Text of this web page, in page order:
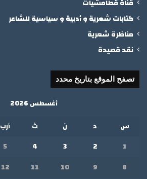
قناة قطامشيات
كتابات شعرية و أدبية و سياسية للشاعر
مناظرة شعرية
نقد قصيدة
تصفح الموقع بتاريخ محدد
أغسطس 2026
س
د ن ث أرب
1
2
3
4
5
8
9
10
11
12